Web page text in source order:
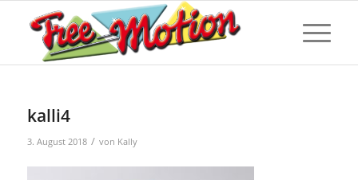
kalli4
3. August 2018 / von Kally